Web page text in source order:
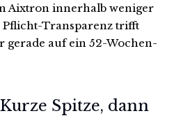
Aixtron innerhalb weniger
Pflicht-Transparenz trifft
gerade auf ein 52-Wochen-
Spitze, dann